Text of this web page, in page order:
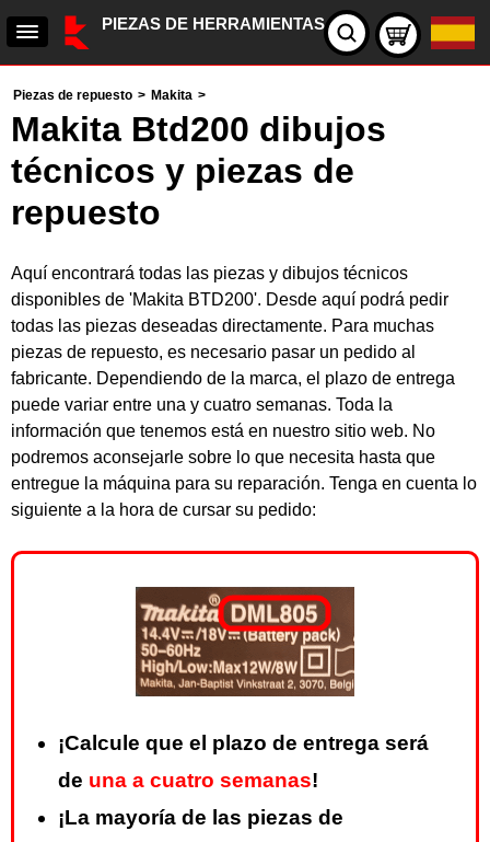
PIEZAS DE HERRAMIENTAS
Piezas de repuesto > Makita >
Makita Btd200 dibujos
técnicos y piezas de
repuesto
Aquí encontrará todas las piezas y dibujos técnicos
disponibles de 'Makita BTD200'. Desde aquí podrá pedir
todas las piezas deseadas directamente. Para muchas
piezas de repuesto, es necesario pasar un pedido al
fabricante. Dependiendo de la marca, el plazo de entrega
puede variar entre una y cuatro semanas. Toda la
información que tenemos está en nuestro sitio web. No
podremos aconsejarle sobre lo que necesita hasta que
entregue la máquina para su reparación. Tenga en cuenta lo
siguiente a la hora de cursar su pedido:
¡Calcule que el plazo de entrega será
de una a cuatro semanas!
¡La mayoría de las piezas de